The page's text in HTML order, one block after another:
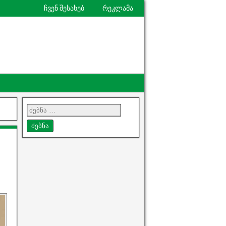
ჩვენ შესახებ რეკლამა